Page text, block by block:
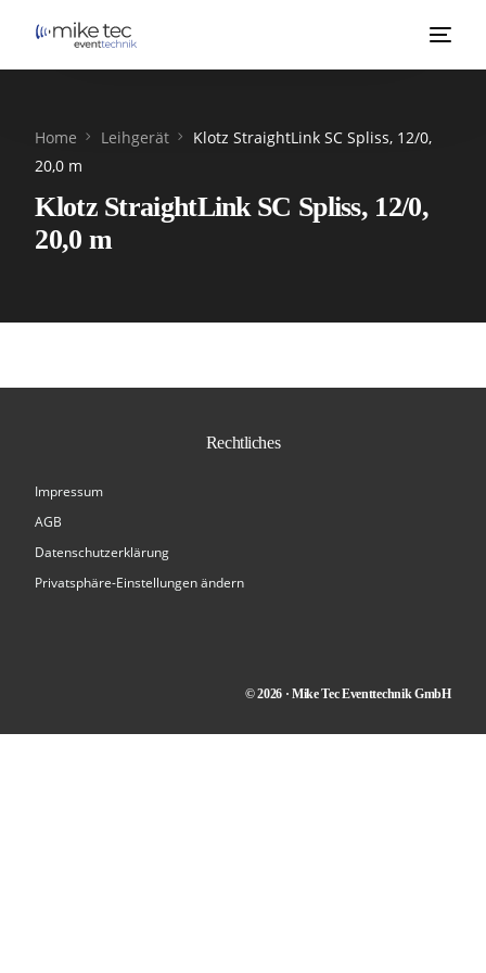
Home Leihgerät
Klotz StraightLink SC Spliss, 12/0,
20,0 m
Klotz StraightLink SC Spliss, 12/0,
20,0 m
Rechtliches
Impressum
AGB
Datenschutzerklärung
Privatsphäre-Einstellungen ändern
© 2026 · Mike Tec Eventtechnik GmbH